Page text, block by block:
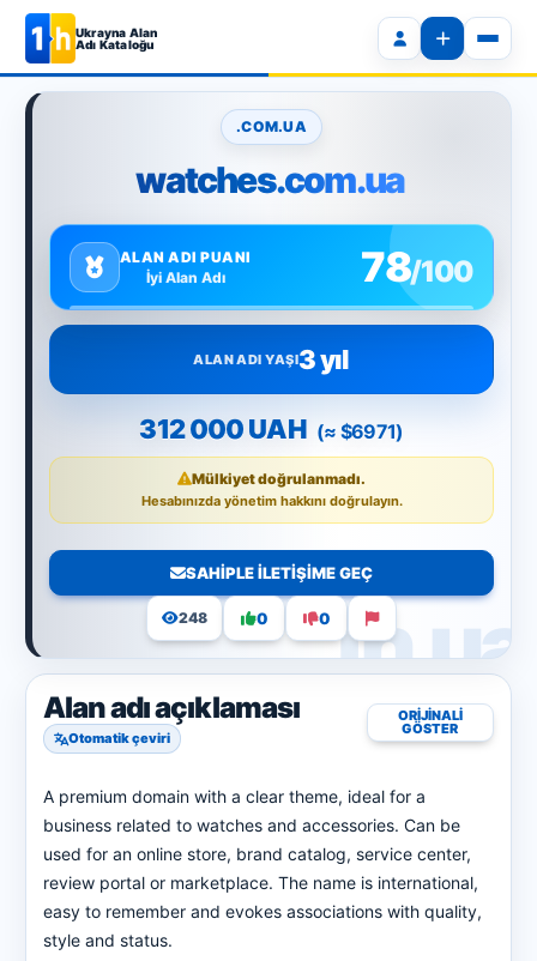
Ukrayna Alan
Adı Kataloğu
.COM.UA
watches.com.ua
ALAN ADI PUANI
İyi Alan Adı
78/100
ALAN ADI YAŞI3 yıl
312 000 UAH (≈ $6971)
Mülkiyet doğrulanmadı.
Hesabınızda yönetim hakkını doğrulayın.
SAHIPLE ILETIŞIME GEÇ
248 0 0
Alan adı açıklaması
Otomatik çeviri
ORIJINALI
GÖSTER
A premium domain with a clear theme, ideal for a
business related to watches and accessories. Can be
used for an online store, brand catalog, service center,
review portal or marketplace. The name is international,
easy to remember and evokes associations with quality,
style and status.